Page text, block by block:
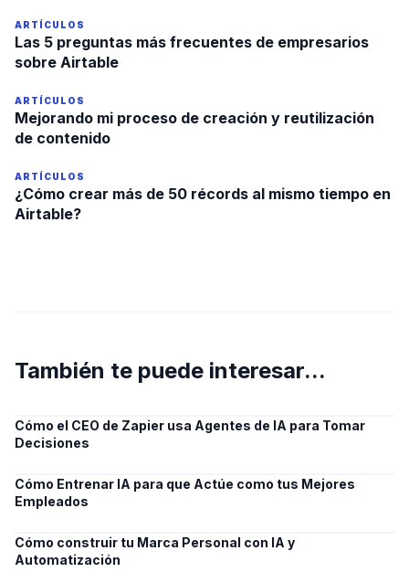
ARTÍCULOS
Las 5 preguntas más frecuentes de empresarios
sobre Airtable
ARTÍCULOS
Mejorando mi proceso de creación y reutilización
de contenido
ARTÍCULOS
¿Cómo crear más de 50 récords al mismo tiempo en
Airtable?
También te puede interesar...
Cómo el CEO de Zapier usa Agentes de IA para Tomar
Decisiones
Cómo Entrenar IA para que Actúe como tus Mejores
Empleados
Cómo construir tu Marca Personal con IA y
Automatización